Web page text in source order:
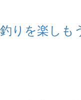
釣りを楽しも